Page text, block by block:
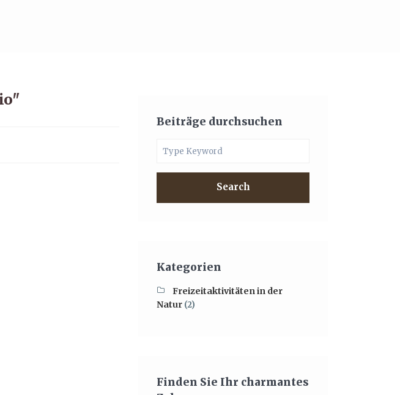
Beiträge durchsuchen
Search
Kategorien
Freizeitaktivitäten in der
Natur (2)
Finden Sie Ihr charmantes